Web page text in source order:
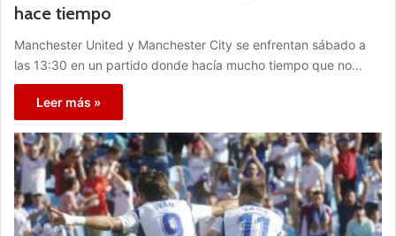
hace tiempo
Manchester United y Manchester City se enfrentan sábado a
las 13:30 en un partido donde hacía mucho tiempo que no…
Leer más »